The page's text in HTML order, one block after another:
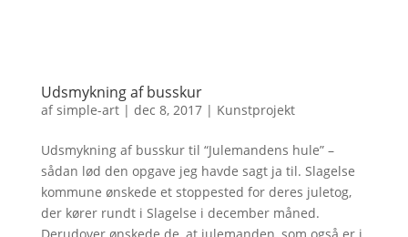
Udsmykning af busskur
afsimple-art| dec 8, 2017| Kunstprojekt
Udsmykning af busskur til “Julemandens hule” –
sådan lød den opgave jeg havde sagt ja til. Slagelse
kommune ønskede et stoppested for deres juletog,
der kører rundt i Slagelse i december måned.